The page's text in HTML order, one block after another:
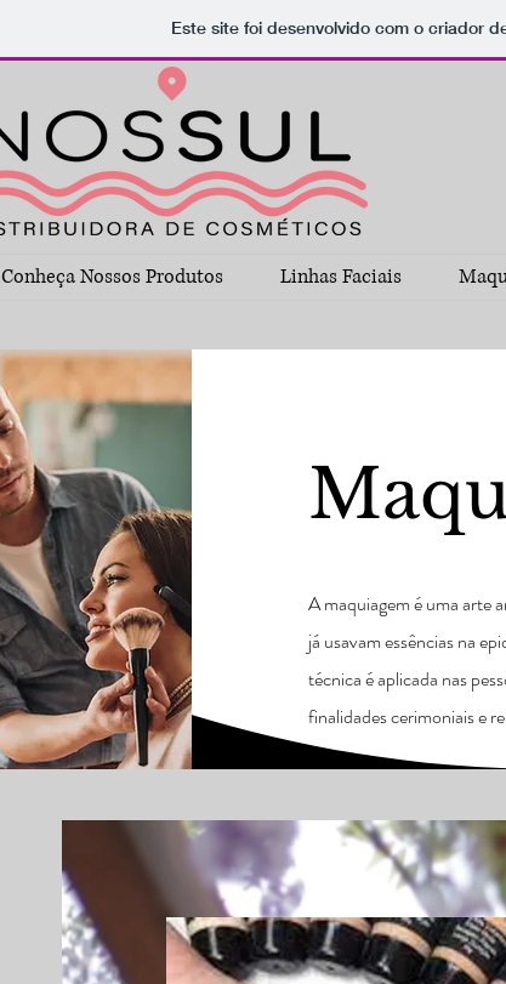
Este site foi desenvolvido com o criador
Conheça Nossos Produtos Linhas Faciais
A maquiagem é uma arte
já usavam essências na
técnica é aplicada nas
finalidades cerimoniais e